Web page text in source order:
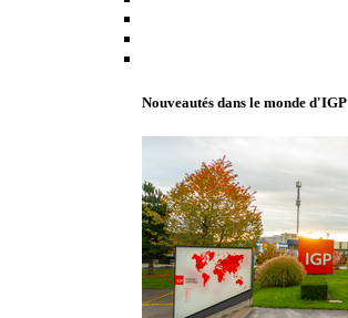
Nouveautés dans le monde d'IGP